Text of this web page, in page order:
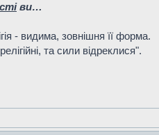
ви…
- видима, зовнішня її форма.
та сили відреклися".